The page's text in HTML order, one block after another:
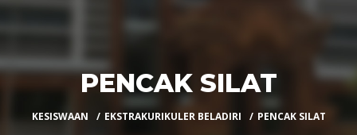
PENCAK SILAT
KESISWAAN EKSTRAKURIKULER BELADIRI PENCAK SILAT